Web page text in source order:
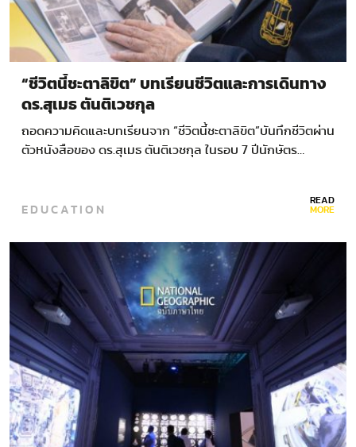
“ชีวิตนี้ชะตาลิขิต” บทเรียนชีวิตและการเดินทาง
ดร.สุเมธ ตันติเวชกุล
ถอดความคิดและบทเรียนจาก “ชีวิตนี้ชะตาลิขิต”บันทึกชีวิตผ่าน
ตัวหนังสือของ ดร.สุเมธ ตันติเวชกุล ในรอบ 7 ปีนักษัตร…
EDUCATION READ
MORE